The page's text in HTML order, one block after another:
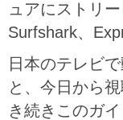
ュアにストリ
Surfshark、
日本のテレビ
と、今日から
き続きこのガ